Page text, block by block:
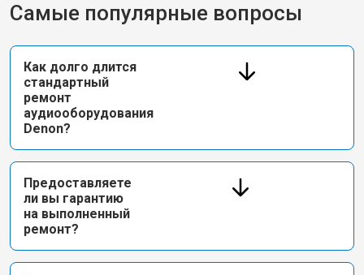
Самые популярные вопросы
Как долго длится
стандартный
ремонт
аудиооборудования
Denon?
Предоставляете
ли вы гарантию
на выполненный
ремонт?